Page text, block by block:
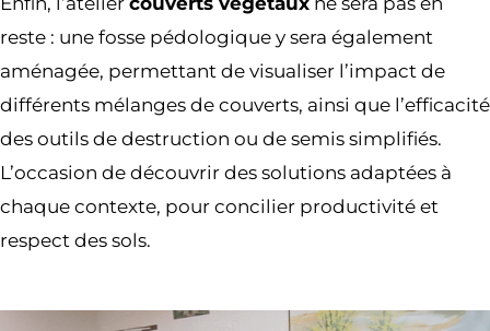
reste : une fosse pédologique y sera également
aménagée, permettant de visualiser l’impact de
différents mélanges de couverts, ainsi que l’efficacité
des outils de destruction ou de semis simplifiés.
L’occasion de découvrir des solutions adaptées à
chaque contexte, pour concilier productivité et
respect des sols.